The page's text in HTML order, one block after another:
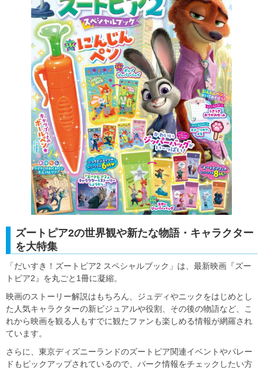
ズートピア2の世界観や新たな物語・キャラクター
を大特集
「だいすき！ズートピア2 スペシャルブック」は、最新映画『ズー
トピア2』を丸ごと1冊に凝縮。
映画のストーリー解説はもちろん、ジュディやニックをはじめとし
た人気キャラクターの新ビジュアルや役割、その後の物語など、こ
れから映画を観る人もすでに観たファンも楽しめる情報が網羅され
ています。
さらに、東京ディズニーランドのズートピア関連イベントやパレー
ドもピックアップされているので、パーク情報をチェックしたい方